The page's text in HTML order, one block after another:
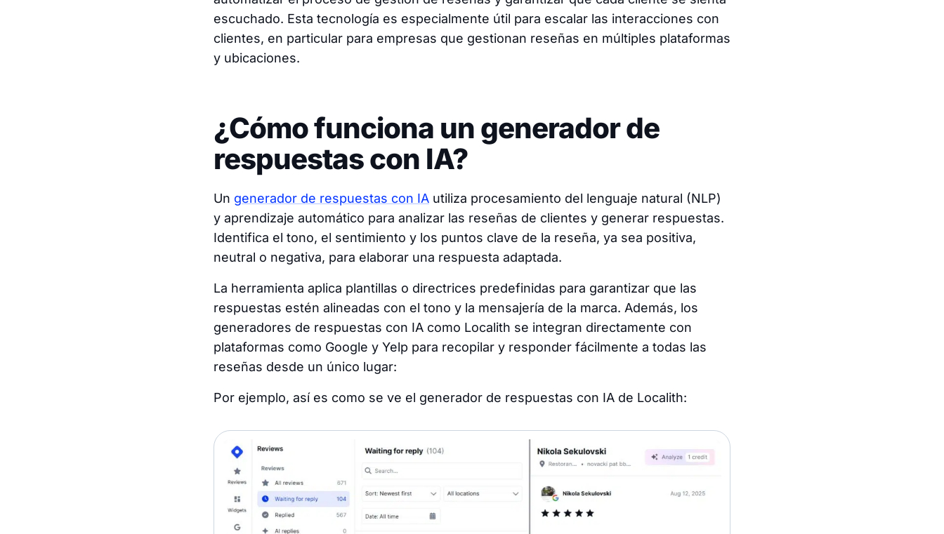
escuchado. Esta tecnología es especialmente útil para escalar las interacciones con
clientes, en particular para empresas que gestionan reseñas en múltiples plataformas
y ubicaciones.
¿Cómo funciona un generador de
respuestas con IA?
Un generador de respuestas con IA utiliza procesamiento del lenguaje natural (NLP)
y aprendizaje automático para analizar las reseñas de clientes y generar respuestas.
Identifica el tono, el sentimiento y los puntos clave de la reseña, ya sea positiva,
neutral o negativa, para elaborar una respuesta adaptada.
La herramienta aplica plantillas o directrices predefinidas para garantizar que las
respuestas estén alineadas con el tono y la mensajería de la marca. Además, los
generadores de respuestas con IA como Localith se integran directamente con
plataformas como Google y Yelp para recopilar y responder fácilmente a todas las
reseñas desde un único lugar:
Por ejemplo, así es como se ve el generador de respuestas con IA de Localith: